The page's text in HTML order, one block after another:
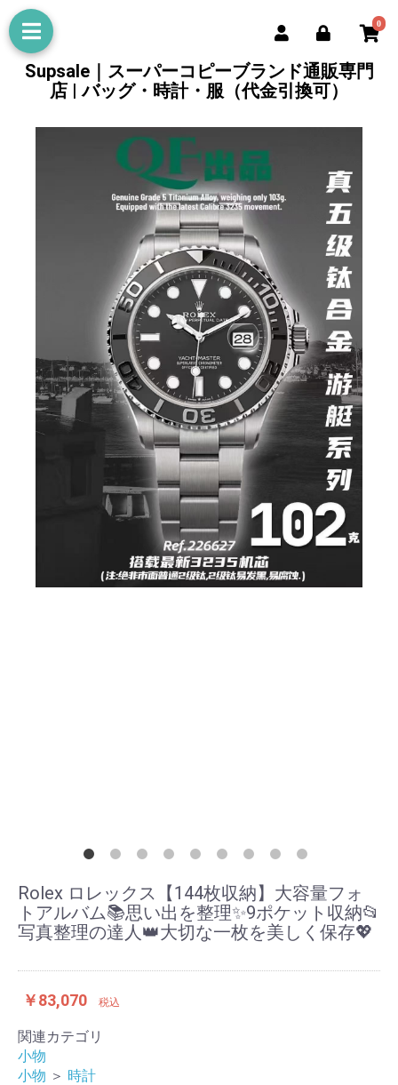
0
Supsale｜スーパーコピーブランド通販専門
店 | バッグ・時計・服（代金引換可）
Rolex ロレックス【144枚収納】大容量フォ
トアルバム📚思い出を整理✨9ポケット収納📂
写真整理の達人👑大切な一枚を美しく保存💖
￥83,070 税込
関連カテゴリ
小物
小物 ＞ 時計